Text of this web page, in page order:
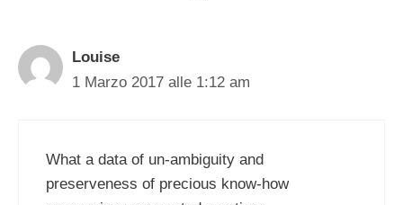
Louise
1 Marzo 2017 alle 1:12 am
What a data of un-ambiguity and
preserveness of precious know-how